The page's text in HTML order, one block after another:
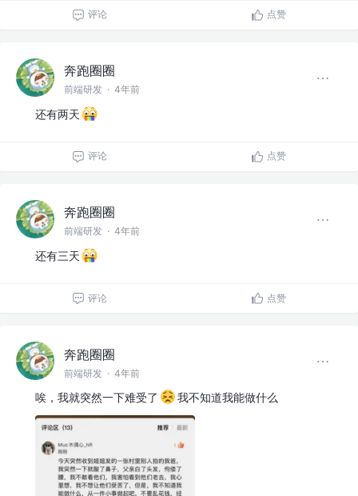
评论 点赞
奔跑圈圈
前端研发 · 4年前
还有两天
评论 点赞
奔跑圈圈
前端研发 · 4年前
还有三天
评论 点赞
奔跑圈圈
前端研发 · 4年前
唉，我就突然一下难受了 我不知道我能做什么